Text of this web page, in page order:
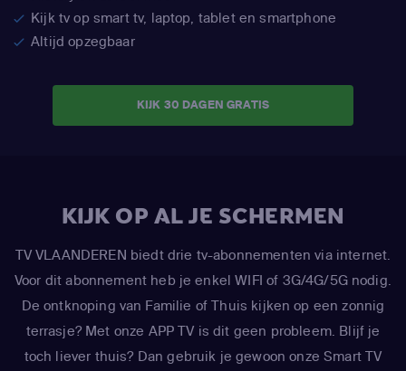
Kijk tv op smart tv, laptop, tablet en smartphone
Altijd opzegbaar
KIJK 30 DAGEN GRATIS
KIJK OP AL JE SCHERMEN
TV VLAANDEREN biedt drie tv-abonnementen via internet.
Voor dit abonnement heb je enkel WIFI of 3G/4G/5G nodig.
De ontknoping van Familie of Thuis kijken op een zonnig
terrasje? Met onze APP TV is dit geen probleem. Blijf je
toch liever thuis? Dan gebruik je gewoon onze Smart TV